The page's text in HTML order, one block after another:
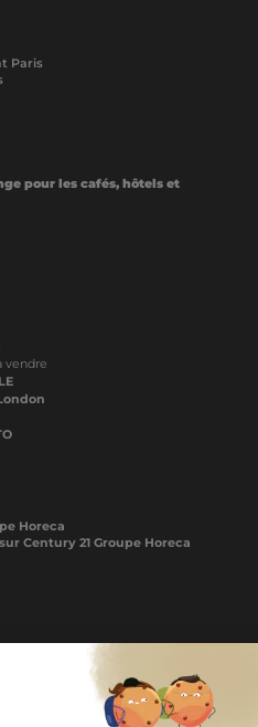
Paris
pour les cafés, hôtels et
vendre
Horeca
Century 21 Groupe Horeca